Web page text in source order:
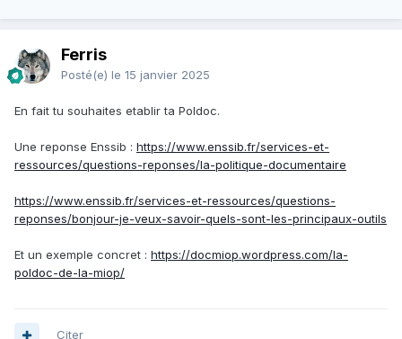
Ferris
Posté(e) le 15 janvier 2025
En fait tu souhaites etablir ta Poldoc.
Une reponse Enssib : https://www.enssib.fr/services-et-
ressources/questions-reponses/la-politique-documentaire
https://www.enssib.fr/services-et-ressources/questions-
reponses/bonjour-je-veux-savoir-quels-sont-les-principaux-outils
Et un exemple concret : https://docmiop.wordpress.com/la-
poldoc-de-la-miop/
Citer